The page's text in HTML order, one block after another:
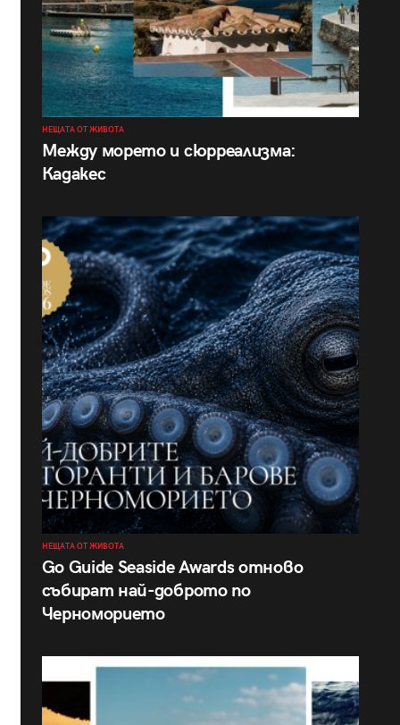
НЕЩАТА ОТ ЖИВОТА
Между морето и сюрреализма:
Кадакес
НЕЩАТА ОТ ЖИВОТА
Go Guide Seaside Awards отново
събират най-доброто по
Черноморието